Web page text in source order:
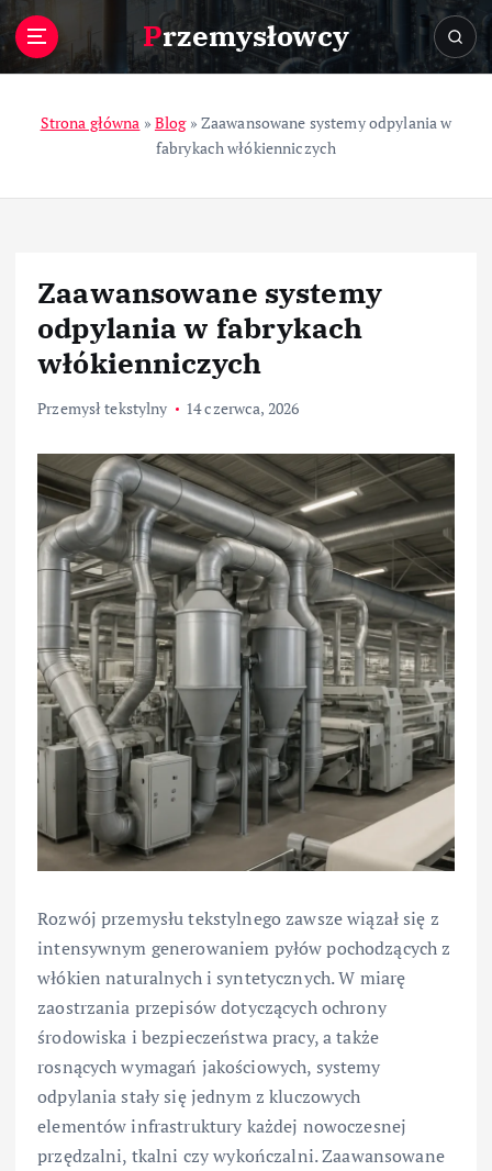
Przemysłowcy
Strona główna » Blog» Zaawansowane systemy odpylania w
fabrykach włókienniczych
Zaawansowane systemy
odpylania w fabrykach
włókienniczych
Przemysł tekstylny 14 czerwca, 2026
Rozwój przemysłu tekstylnego zawsze wiązał się z
intensywnym generowaniem pyłów pochodzących z
włókien naturalnych i syntetycznych. W miarę
zaostrzania przepisów dotyczących ochrony
środowiska i bezpieczeństwa pracy, a także
rosnących wymagań jakościowych, systemy
odpylania stały się jednym z kluczowych
elementów infrastruktury każdej nowoczesnej
przędzalni, tkalni czy wykończalni. Zaawansowane